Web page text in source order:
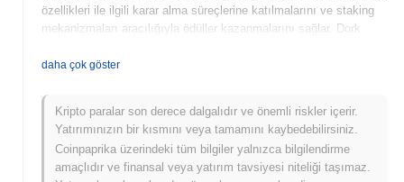
özellikleri ile ilgili karar alma süreçlerine katılmalarını ve staking
mekanizmaları aracılığıyla ödüller kazanmalarını sağlar. Dork
yenilikçi yaklaşımıyla öne çıkmakta, kullanıcılara ödül kazanırken
platform sunmaktadır. Eğlence ve faydanın bu birleşimi, Dork
Lord'u oyun ve kripto para dünyasındaki büyüyen kesişim
alanında önemli bir oyuncu konumuna getirmektedir.
Dork Lord ne zaman ve nasıl başladı?
daha çok göster
Kripto paralar son derece dalgalıdır ve önemli riskler içerir.
Yatırımınızın bir kısmını veya tamamını kaybedebilirsiniz.
Coinpaprika üzerindeki tüm bilgiler yalnızca bilgilendirme
amaçlıdır ve finansal veya yatırım tavsiyesi niteliği taşımaz.